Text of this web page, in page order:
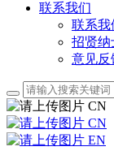
联系我们
联系我
招贤纳
意见反
CN
CN
EN